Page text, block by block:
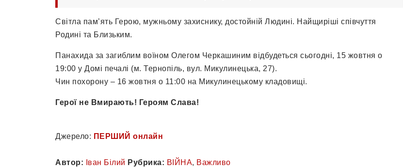
Світла пам’ять Герою, мужньому захиснику, достойній Людині. Найщиріші співчуття
Родині та Близьким.
Панахида за загиблим воїном Олегом Черкашиним відбудеться сьогодні, 15 жовтня о
19:00 у Домі печалі (м. Тернопіль, вул. Микулинецька, 27).
Чин похорону – 16 жовтня о 11:00 на Микулинецькому кладовищі.
Герої не Вмирають! Героям Слава!
Джерело: ПЕРШИЙ онлайн
Автор: Іван Білий Рубрика: ВІЙНА, Важливо